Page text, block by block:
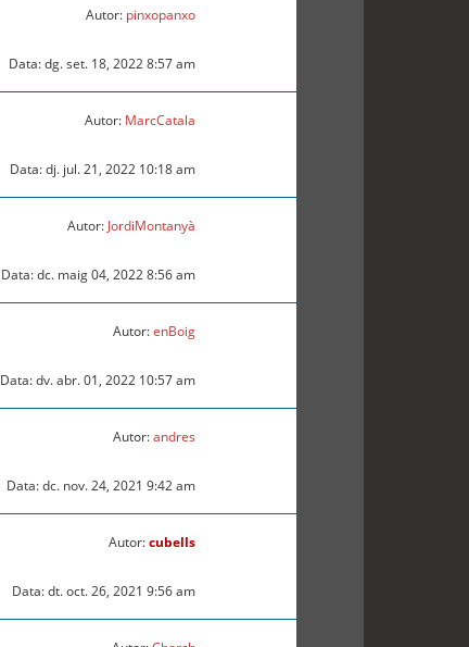
Autor: pinxopanxo
Data: dg. set. 18, 2022 8:57 am
Autor: MarcCatala
Data: dj. jul. 21, 2022 10:18 am
Autor: JordiMontanyà
Data: dc. maig 04, 2022 8:56 am
Autor:enBoig
Data: dv. abr. 01, 2022 10:57 am
Autor:andres
Data: dc. nov. 24, 2021 9:42 am
Autor:cubells
Data: dt. oct. 26, 2021 9:56 am